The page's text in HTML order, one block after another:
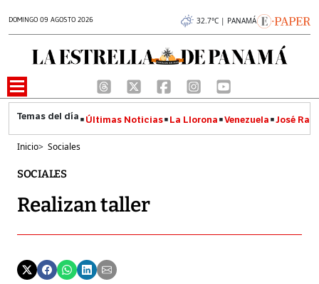
DOMINGO 09 AGOSTO 2026 32.7°C | PANAMÁ
Últimas Noticias La Llorona Venezuela José
Inicio> Sociales
SOCIALES
Realizan taller